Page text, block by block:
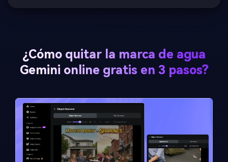
¿Cómo quitar la marca de agua
Gemini online gratis en 3 pasos?